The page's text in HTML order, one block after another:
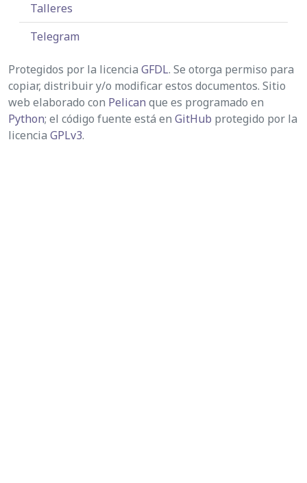
Talleres
Telegram
Protegidos por la licencia GFDL. Se otorga permiso para
copiar, distribuir y/o modificar estos documentos. Sitio
web elaborado con Pelican que es programado en
Python; el código fuente está en GitHub protegido por la
licencia GPLv3.